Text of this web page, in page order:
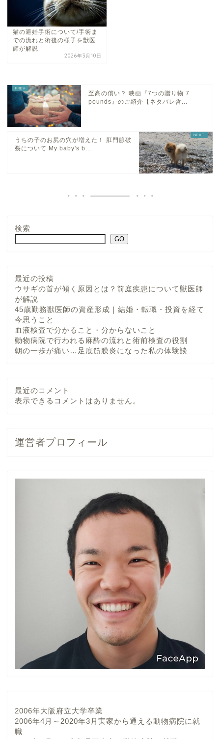
猫の避妊手術について/手術ま
での流れと術後の様子を獣医
師が解説
2026年3月10日
至高の償い？ 映画『7つの贈り物 7
pounds』のご紹介【ネタバレ含...
うちの子のお尻の穴が増えた！ 肛門腺破
裂について My baby's b...
検索
GO
最近の投稿
ウサギの首が傾く原因とは？前庭疾患について獣医師
が解説
45歳勤務獣医師の資産形成｜結婚・転職・投資を経て
今思うこと
血液検査で分かること・分からないこと
動物病院で行われる麻酔の流れと術前検査の役割
朝の一歩が痛い…足底筋膜炎になった私の体験談
最近のコメント
表示できるコメントはありません。
運営者プロフィール
2006年大阪府立大学卒業
2006年4月～2020年3月実家から通える動物病院に就
職